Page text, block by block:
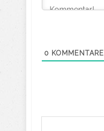
0 KOMMENTARE